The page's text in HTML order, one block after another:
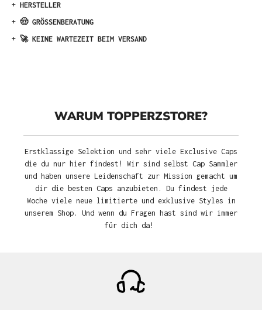
+ HERSTELLER
+ 🤠 GRÖSSENBERATUNG
+ 🚀 KEINE WARTEZEIT BEIM VERSAND
WARUM TOPPERZSTORE?
Erstklassige Selektion und sehr viele Exclusive Caps
die du nur hier findest! Wir sind selbst Cap Sammler
und haben unsere Leidenschaft zur Mission gemacht um
dir die besten Caps anzubieten. Du findest jede
Woche viele neue limitierte und exklusive Styles in
unserem Shop. Und wenn du Fragen hast sind wir immer
für dich da!